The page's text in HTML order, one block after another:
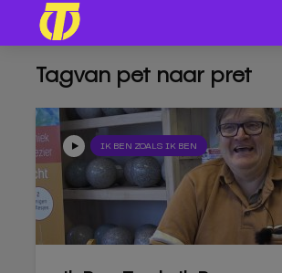
Tagvan pet naar pret
IK BEN ZOALS IK BEN